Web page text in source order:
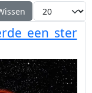
Toon #
een ster